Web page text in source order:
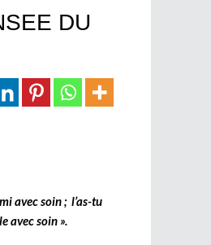
DU
avec soin ; l’as-tu
avec soin ».